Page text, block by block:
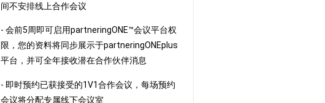
间不安排线上合作会议
- 会前5周即可启用partneringONE™会议平台权
限，您的资料将同步展示于partneringONEplus
平台，并可全年接收潜在合作伙伴消息
- 即时预约已获接受的1V1合作会议，每场预约
会议将分配专属线下会议室